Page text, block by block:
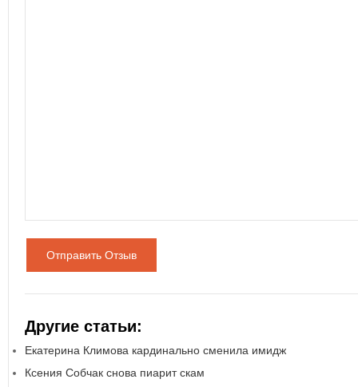
Отправить Отзыв
Другие статьи:
Екатерина Климова кардинально сменила имидж
Ксения Собчак снова пиарит скам